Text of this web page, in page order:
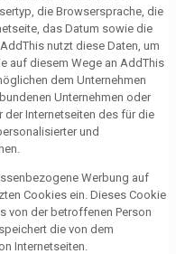
die Browsersprache, die
das Datum sowie die
nutzt diese Daten, um
auf diesem Wege an AddThis
dem Unternehmen
Unternehmen oder
der Internetseiten des für die
und
Werbung auf
Cookies ein. Dieses Cookie
von der betroffenen Person
die von dem
Internetseiten.